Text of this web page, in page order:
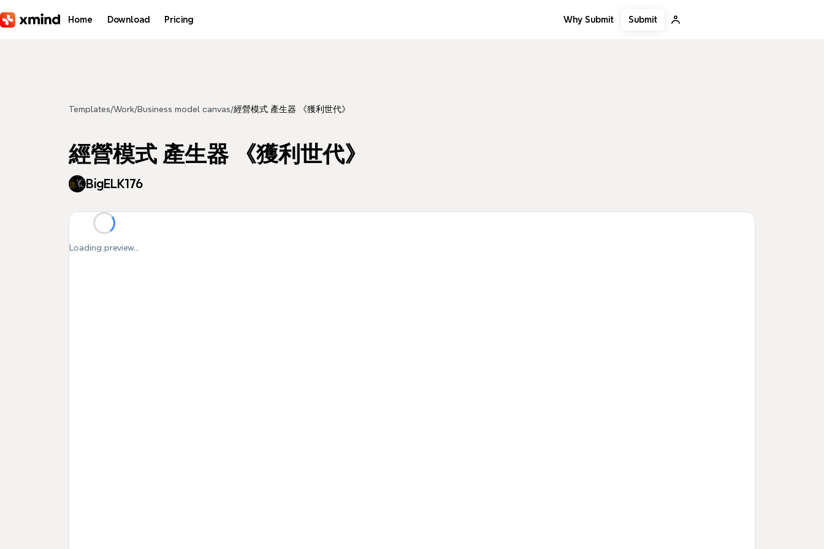
Home Download Pricing Why Submit Submit
Templates/Work/Business model canvas/經營模式 產生器 《獲利世代》
經營模式 產生器 《獲利世代》
BigELK176
Loading preview...